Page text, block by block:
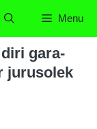
Menu
gara-
jurusolek